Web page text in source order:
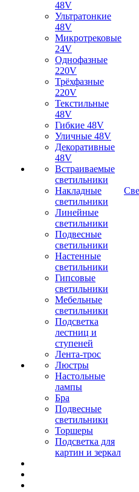
48V
Ультратонкие
48V
Микротрековые
24V
Однофазные
220V
Трёхфазные
220V
Текстильные
48V
Гибкие 48V
Уличные 48V
Декоративные
48V
Встраиваемые
светильники
Накладные
светильники
Линейные
светильники
Подвесные
светильники
Настенные
светильники
Гипсовые
светильники
Мебельные
светильники
Подсветка
лестниц и
ступеней
Лента-трос
Люстры
Настольные
лампы
Бра
Подвесные
светильники
Торшеры
Подсветка для
картин и зеркал